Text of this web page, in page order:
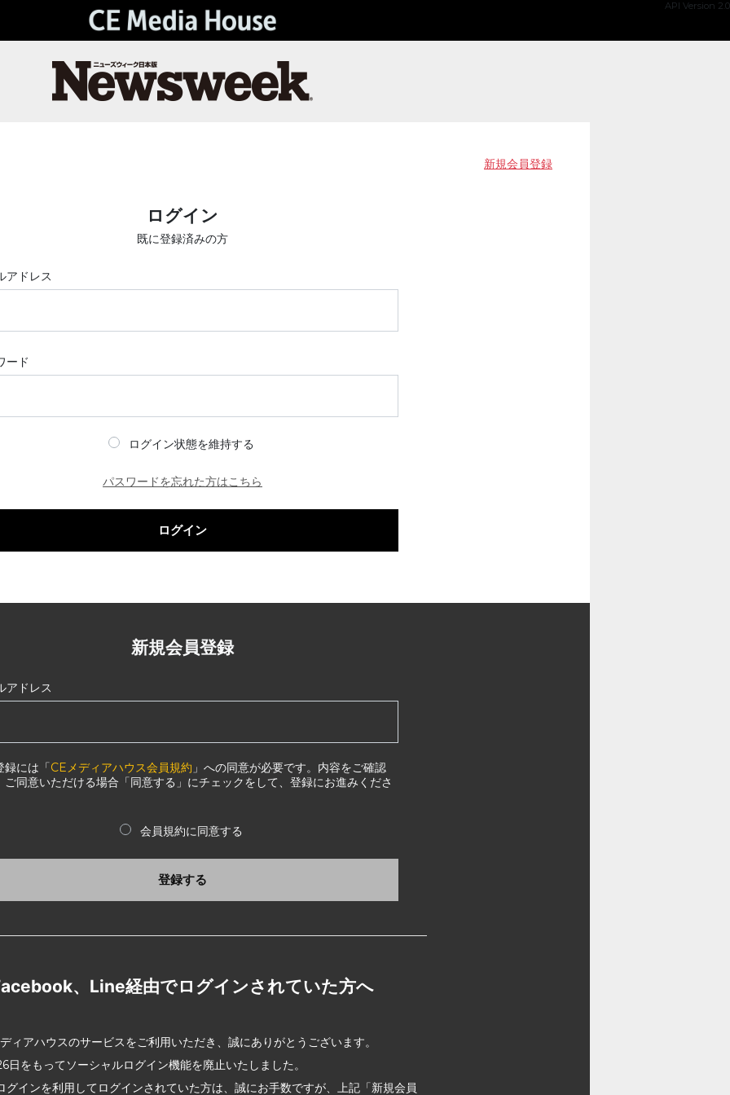
API Version 2.0
新規会員登録
ログイン
既に登録済みの方
アドレス
ード
ログイン状態を維持する
パスワードを忘れた方はこちら
ログイン
新規会員登録
アドレス
録には「CEメディアハウス会員規約 」への同意が必要です。内容をご確認
ご同意いただける場合「同意する」にチェックをして、登録にお進みくださ
会員規約に同意する
登録する
、Line経由でログインされていた方へ
ィアハウスのサービスをご利用いただき、誠にありがとうございます。
日をもってソーシャルログイン機能を廃止いたしました。
グインを利用してログインされていた方は、誠にお手数ですが、上記「新規会員